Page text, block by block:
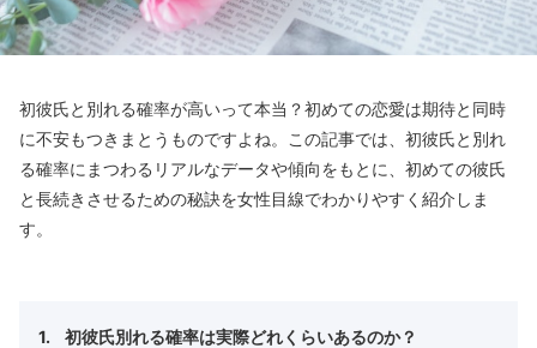
初彼氏と別れる確率が高いって本当？初めての恋愛は期待と同時
に不安もつきまとうものですよね。この記事では、初彼氏と別れ
る確率にまつわるリアルなデータや傾向をもとに、初めての彼氏
と長続きさせるための秘訣を女性目線でわかりやすく紹介しま
す。
初彼氏別れる確率は実際どれくらいあるのか？